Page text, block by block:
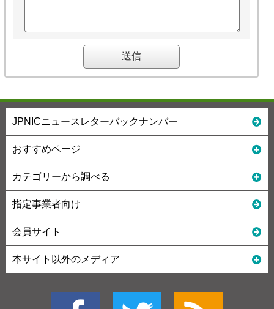
JPNICニュースレターバックナンバー
おすすめページ
カテゴリーから調べる
指定事業者向け
会員サイト
本サイト以外のメディア